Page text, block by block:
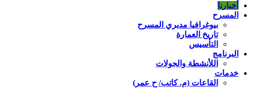
أخبارنا
المسرح
بيوغرافيا مديري المسرح
تاريخ العمارة
التأسيس
البرنامج
اللأنشطة والجولات
خدمات
القاعات (م. كاتب/ ح عمر)